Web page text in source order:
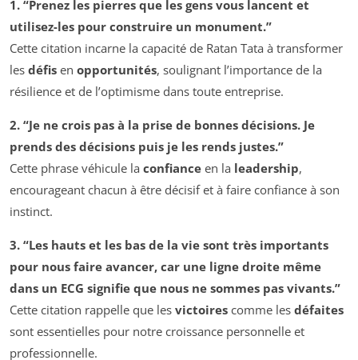
1. “Prenez les pierres que les gens vous lancent et
utilisez-les pour construire un monument.”
Cette citation incarne la capacité de Ratan Tata à transformer
les défis en opportunités, soulignant l’importance de la
résilience et de l’optimisme dans toute entreprise.
2. “Je ne crois pas à la prise de bonnes décisions. Je
prends des décisions puis je les rends justes.”
Cette phrase véhicule la confiance en la leadership,
encourageant chacun à être décisif et à faire confiance à son
instinct.
3. “Les hauts et les bas de la vie sont très importants
pour nous faire avancer, car une ligne droite même
dans un ECG signifie que nous ne sommes pas vivants.”
Cette citation rappelle que les victoires comme les défaites
sont essentielles pour notre croissance personnelle et
professionnelle.